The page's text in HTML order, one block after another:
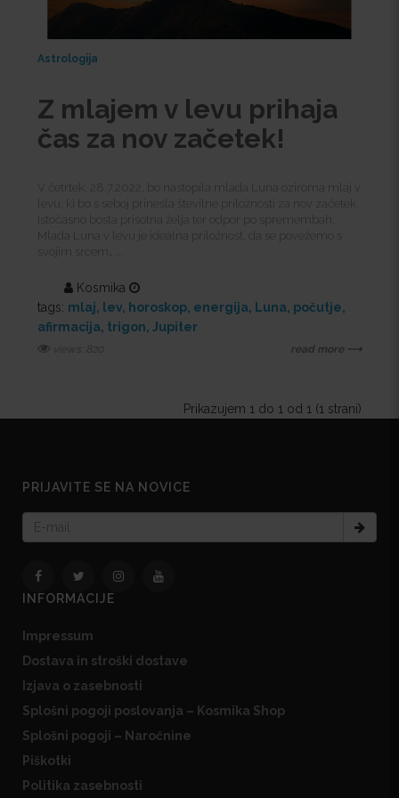
Astrologija
Z mlajem v levu prihaja
čas za nov začetek!
V četrtek, 28.7.2022, bo nastopila mlada Luna oziroma mlaj v
levu, ki bo s seboj prinesla številne priložnosti za nov začetek.
Istočasno bosta prisotna želja ter odpor po spremembah.
Mlada Luna v levu je idealna priložnost, da se povežemo s
svojim srcem… ...
Kosmika
tags: mlaj lev horoskop energija Luna počutje
afirmacija trigon Jupiter
views: 820 read more ⟶
Prikazujem 1 do 1 od 1 (1 strani)
PRIJAVITE SE NA NOVICE
INFORMACIJE
Impressum
Dostava in stroški dostave
Izjava o zasebnosti
Splošni pogoji poslovanja – Kosmika Shop
Splošni pogoji – Naročnine
Piškotki
Politika zasebnosti